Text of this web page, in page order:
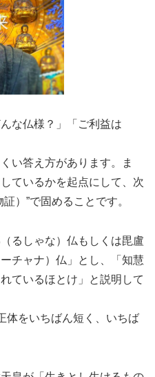
な仏様？」「ご利益は
い答え方があります。ま
ているかを起点にして、次
）”で固めることです。
るしゃな）仏もしくは毘盧
チャナ）仏」とし、「知慧
ているほとけ」と説明して
体をいちばん短く、いちば